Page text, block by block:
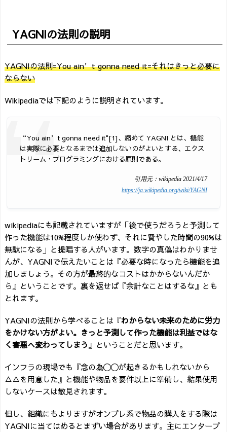
YAGNIの法則の説明
YAGNIの法則=You ain’t gonna need it=それはきっと必要に
ならない
Wikipediaでは下記のように説明されています。
“You ain’t gonna need it"[1]、縮めて YAGNI とは、機能
は実際に必要となるまでは追加しないのがよいとする、エクス
トリーム・プログラミングにおける原則である。
引用元：wikipedia 2021/4/17
https://ja.wikipedia.org/wiki/YAGNI
wikipediaにも記載されていますが「後で使うだろうと予測して
作った機能は10%程度しか使わず、それに費やした時間の90%は
無駄になる」と提唱する人がいます。数字の真偽はわかりませ
んが、YAGNIで伝えたいことは『必要な時になったら機能を追
加しましょう。その方が最終的なコストはかからないんだか
ら』ということです。裏を返せば『余計なことはするな』とも
とれます。
YAGNIの法則から学べることは『わからない未来のために労力
をかけない方がよい。きっと予測して作った機能は利益ではな
く害悪へ変わってしまう』ということだと思います。
インフラの現場でも『念の為〇〇が起きるかもしれないから
△△を用意した』と機能や物品を要件以上に準備し、結果使用
しないケースは散見されます。
但し、組織にもよりますがオンプレ系で物品の購入をする際は
YAGNIに当てはめるとまずい場合があります。主にエンタープ